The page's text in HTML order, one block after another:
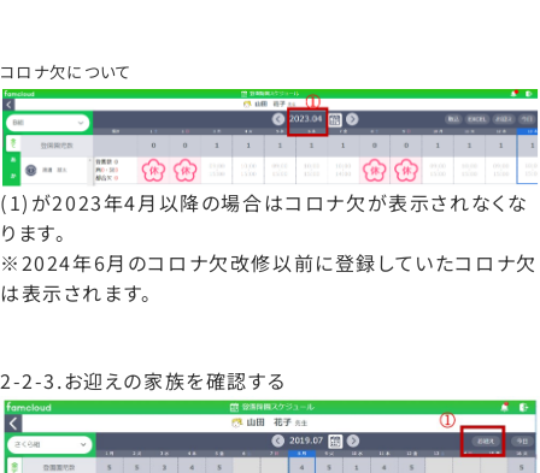
コロナ欠について
(1)が2023年4月以降の場合はコロナ欠が表示されなくな
ります。
※2024年6月のコロナ欠改修以前に登録していたコロナ欠
は表示されます。
2-2-3.お迎えの家族を確認する